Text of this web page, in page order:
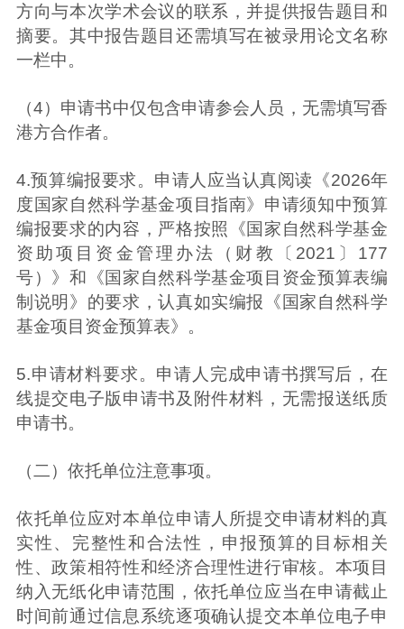
方向与本次学术会议的联系，并提供报告题目和
摘要。其中报告题目还需填写在被录用论文名称
一栏中。
（4）申请书中仅包含申请参会人员，无需填写香
港方合作者。
4.预算编报要求。申请人应当认真阅读《2026年
度国家自然科学基金项目指南》申请须知中预算
编报要求的内容，严格按照《国家自然科学基金
资助项目资金管理办法（财教〔2021〕177
号）》和《国家自然科学基金项目资金预算表编
制说明》的要求，认真如实编报《国家自然科学
基金项目资金预算表》。
5.申请材料要求。申请人完成申请书撰写后，在
线提交电子版申请书及附件材料，无需报送纸质
申请书。
（二）依托单位注意事项。
依托单位应对本单位申请人所提交申请材料的真
实性、完整性和合法性，申报预算的目标相关
性、政策相符性和经济合理性进行审核。本项目
纳入无纸化申请范围，依托单位应当在申请截止
时间前通过信息系统逐项确认提交本单位电子申